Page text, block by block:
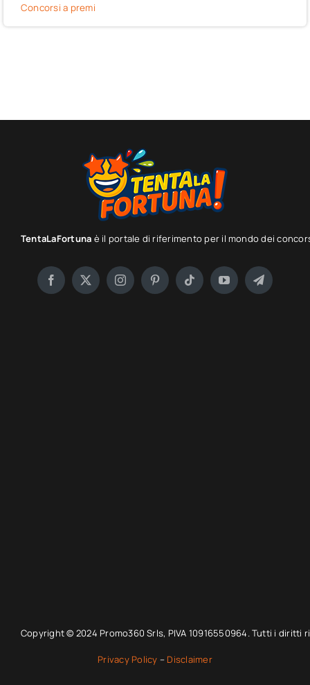
Concorsi a premi
TentaLaFortuna è il portale di riferimento per il mondo dei
Copyright © 2024 Promo360 Srls, PIVA 10916550964. Tutti i diritti
Privacy Policy – Disclaimer